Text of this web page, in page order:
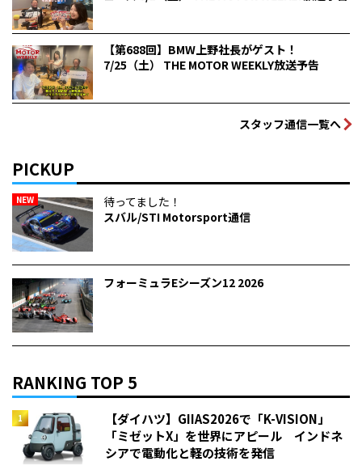
【第688回】BMW上野社長がゲスト！
7/25（土） THE MOTOR WEEKLY放送予告
スタッフ通信一覧へ
PICKUP
NEW
待ってました！
スバル/STI Motorsport通信
フォーミュラEシーズン12 2026
RANKING TOP 5
【ダイハツ】GIIAS2026で「K-VISION」
「ミゼットX」を世界にアピール インドネ
シアで電動化と軽の技術を発信